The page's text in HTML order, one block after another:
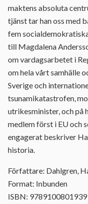
maktens absoluta
tjänst tar han oss med
fem
till Magdalena
om vardagsarbetet i
om hela vårt samhälle
Sverige och
tsunamikatastrofen,
utrikesminister, och på
medlem först i EU och
engagerat beskriver
historia.
Författare: Dahlgren,
Format: Inbunden
ISBN: 9789100801939